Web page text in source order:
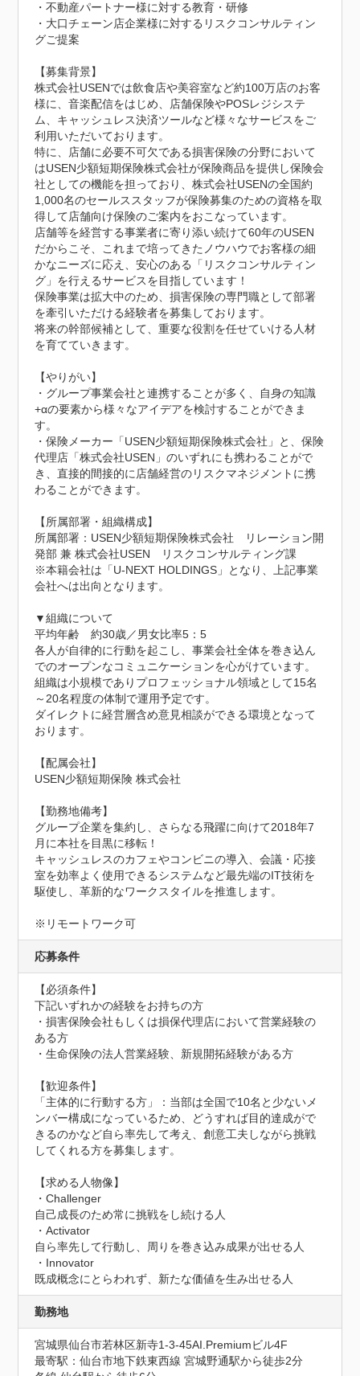
・不動産パートナー様に対する教育・研修
・大口チェーン店企業様に対するリスクコンサルティン
グご提案
【募集背景】
株式会社USENでは飲食店や美容室など約100万店のお客
様に、音楽配信をはじめ、店舗保険やPOSレジシステ
ム、キャッシュレス決済ツールなど様々なサービスをご
利用いただいております。
特に、店舗に必要不可欠である損害保険の分野において
はUSEN少額短期保険株式会社が保険商品を提供し保険会
社としての機能を担っており、株式会社USENの全国約
1,000名のセールススタッフが保険募集のための資格を取
得して店舗向け保険のご案内をおこなっています。
店舗等を経営する事業者に寄り添い続けて60年のUSEN
だからこそ、これまで培ってきたノウハウでお客様の細
かなニーズに応え、安心のある「リスクコンサルティン
グ」を行えるサービスを目指しています！
保険事業は拡大中のため、損害保険の専門職として部署
を牽引いただける経験者を募集しております。
将来の幹部候補として、重要な役割を任せていける人材
を育てていきます。
【やりがい】
・グループ事業会社と連携することが多く、自身の知識
+αの要素から様々なアイデアを検討することができま
す。
・保険メーカー「USEN少額短期保険株式会社」と、保険
代理店「株式会社USEN」のいずれにも携わることがで
き、直接的間接的に店舗経営のリスクマネジメントに携
わることができます。
【所属部署・組織構成】
所属部署：USEN少額短期保険株式会社　リレーション開
発部 兼 株式会社USEN　リスクコンサルティング課
※本籍会社は「U-NEXT HOLDINGS」となり、上記事業
会社へは出向となります。
▼組織について
平均年齢　約30歳／男女比率5：5
各人が自律的に行動を起こし、事業会社全体を巻き込ん
でのオープンなコミュニケーションを心がけています。
組織は小規模でありプロフェッショナル領域として15名
～20名程度の体制で運用予定です。
ダイレクトに経営層含め意見相談ができる環境となって
おります。
【配属会社】
USEN少額短期保険 株式会社
【勤務地備考】
グループ企業を集約し、さらなる飛躍に向けて2018年7
月に本社を目黒に移転！
キャッシュレスのカフェやコンビニの導入、会議・応接
室を効率よく使用できるシステムなど最先端のIT技術を
駆使し、革新的なワークスタイルを推進します。
※リモートワーク可
応募条件
【必須条件】
下記いずれかの経験をお持ちの方
・損害保険会社もしくは損保代理店において営業経験の
ある方
・生命保険の法人営業経験、新規開拓経験がある方
【歓迎条件】
「主体的に行動する方」：当部は全国で10名と少ないメ
ンバー構成になっているため、どうすれば目的達成がで
きるのかなど自ら率先して考え、創意工夫しながら挑戦
してくれる方を募集します。
【求める人物像】
・Challenger
自己成長のため常に挑戦をし続ける人
・Activator
自ら率先して行動し、周りを巻き込み成果が出せる人
・Innovator
既成概念にとらわれず、新たな価値を生み出せる人
勤務地
宮城県仙台市若林区新寺1-3-45AI.Premiumビル4F
最寄駅：仙台市地下鉄東西線 宮城野通駅から徒歩2分